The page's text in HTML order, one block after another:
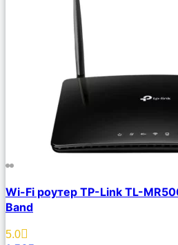
Описание
Избранное
Wi-Fi роутер TP-Link TL-
Band
5.0